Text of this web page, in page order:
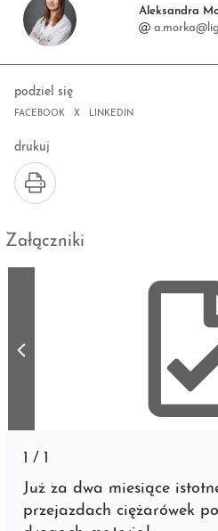
Aleksandra
podziel się
FACEBOOK X LINKEDIN
drukuj
Załączniki
1 / 1
Już za dwa miesiące
przejazdach ciężarówek